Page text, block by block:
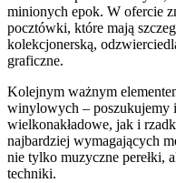
minionych epok. W ofercie
pocztówki, które mają
kolekcjonerską,
graficzne.
Kolejnym ważnym
winylowych – poszukujemy
wielkonakładowe, jak i
najbardziej wymagających
nie tylko muzyczne perełki,
techniki.